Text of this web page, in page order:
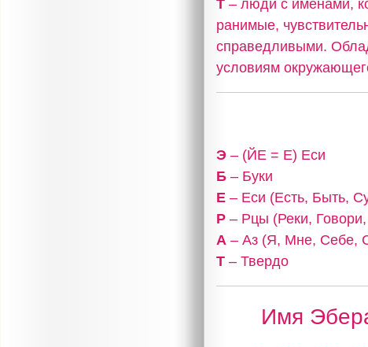
Т – люди с именами,
ранимые,
справедливыми.
условиям
Э – (ЙЕ = Е) Еси
Б – Буки
Е – Еси (Есть, Быть,
Р – Рцы (Реки,
А – Аз (Я, Мне, Себе,
Т – Твердо
Имя